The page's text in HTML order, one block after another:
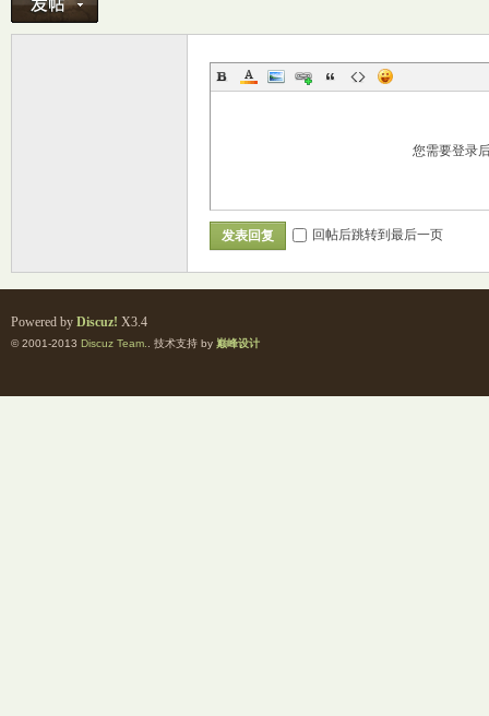
您需要登录
发表回复 回帖后跳转到最后一页
Powered by Discuz! X3.4
© 2001-2013 Discuz Team. . 技术支持 by 巅峰设计